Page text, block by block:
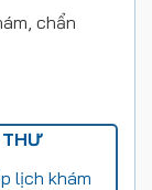
chẩn
lịch khám